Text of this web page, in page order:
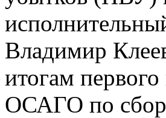
Владимир
итогам
ОСАГО по